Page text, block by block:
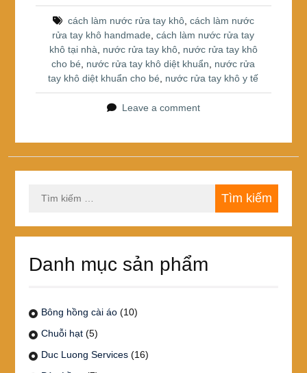
b
o
o
k
st
ecách làm nước rửa tay khô, cách làm nước
rửa tay khô handmade ,cách làm nước rửa tay
khô tại nhà
nước rửa tay khô, nước rửa tay khô
cho bé
nước rửa tay khô diệt khuẩn
nước rửa
tay khô diệt khuẩn cho bé
nước rửa tay khô y tế
Leave a comment
kiếm
Danh mục sản phẩm
Bông hồng cài áo (10)
Chuỗi hạt (5)
Duc Luong Services (16)